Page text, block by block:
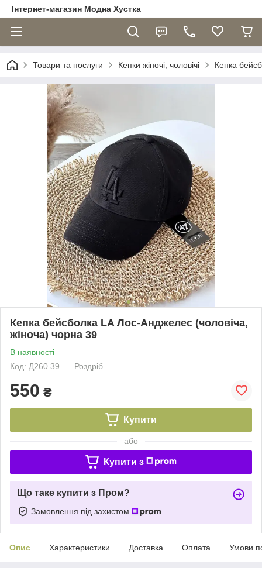
Інтернет-магазин Модна Хустка
Товари та послуги Кепки жіночі, чоловічі Кепка
Кепка бейсболка LA Лос-Анджелес (чоловіча,
жіноча) чорна 39
В наявності
Код: Д260 39
Роздріб
550 ₴
Купити
або
Купити з
Що таке купити з Пром?
Замовлення під захистом
Опис Характеристики Доставка Оплата Умови